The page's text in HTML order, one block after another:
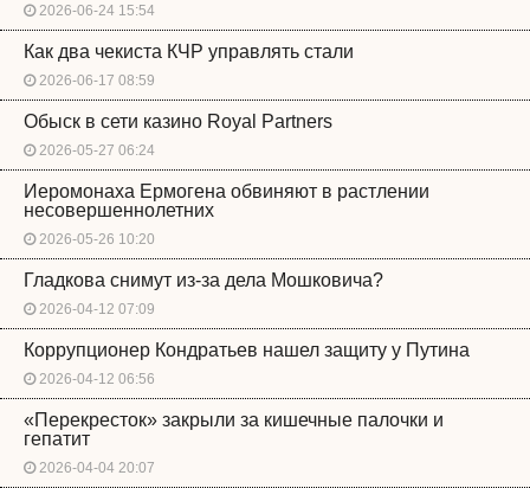
2026-06-24 15:54
Как два чекиста КЧР управлять стали
2026-06-17 08:59
Обыск в сети казино Royal Partners
2026-05-27 06:24
Иеромонаха Ермогена обвиняют в растлении
несовершеннолетних
2026-05-26 10:20
Гладкова снимут из-за дела Мошковича?
2026-04-12 07:09
Коррупционер Кондратьев нашел защиту у Путина
2026-04-12 06:56
«Перекресток» закрыли за кишечные палочки и
гепатит
2026-04-04 20:07